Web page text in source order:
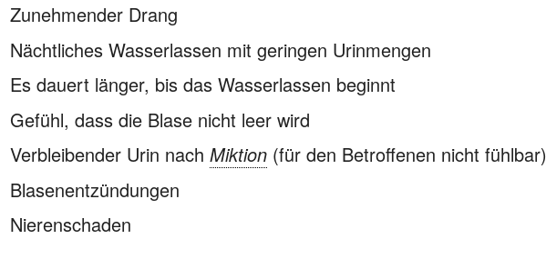
Zunehmender Drang
Nächtliches Wasserlassen mit geringen Urinmengen
Es dauert länger, bis das Wasserlassen beginnt
Gefühl, dass die Blase nicht leer wird
Verbleibender Urin nach Miktion (für den Betroffenen nicht fühlbar)
Blasenentzündungen
Nierenschaden